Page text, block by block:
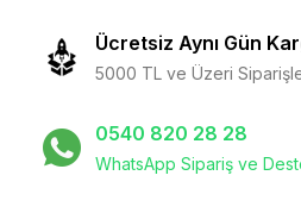
Ücretsiz Aynı Gün
5000 TL ve Üzeri
0540 820 28 28
WhatsApp Sipariş ve